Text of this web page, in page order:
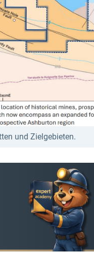
und Zielgebieten.